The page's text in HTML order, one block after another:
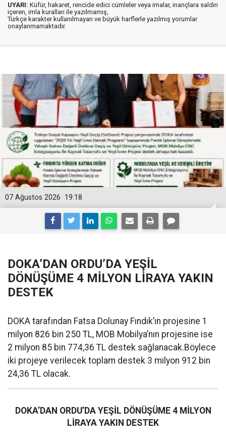
UYARI: Küfür, hakaret, rencide edici cümleler veya imalar, inançlara saldırı
içeren, imla kuralları ile yazılmamış,
Türkçe karakter kullanılmayan ve büyük harflerle yazılmış yorumlar
onaylanmamaktadır.
19:18
07 Ağustos 2026
DOKA’DAN ORDU’DA YEŞİL
DÖNÜŞÜME 4 MİLYON LİRAYA YAKIN
DESTEK
DOKA tarafından Fatsa Dolunay Fındık’ın projesine 1
milyon 826 bin 250 TL, MOB Mobilya’nın projesine ise
2 milyon 85 bin 774,36 TL destek sağlanacak.Böylece
iki projeye verilecek toplam destek 3 milyon 912 bin
24,36 TL olacak.
DOKA’DAN ORDU’DA YEŞİL DÖNÜŞÜME 4 MİLYON
LİRAYA YAKIN DESTEK